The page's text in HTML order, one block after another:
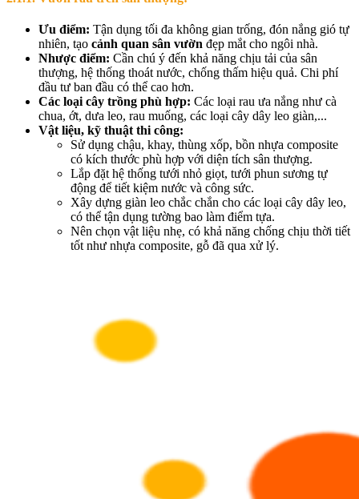
Ưu điểm: Tận dụng tối đa không gian trống, đón nắng gió tự
nhiên, tạo cảnh quan sân vườn đẹp mắt cho ngôi nhà.
Nhược điểm: Cần chú ý đến khả năng chịu tải của sân
thượng, hệ thống thoát nước, chống thấm hiệu quả. Chi phí
đầu tư ban đầu có thể cao hơn.
Các loại cây trồng phù hợp: Các loại rau ưa nắng như cà
chua, ớt, dưa leo, rau muống, các loại cây dây leo giàn,...
Vật liệu, kỹ thuật thi công:
Sử dụng chậu, khay, thùng xốp, bồn nhựa composite
có kích thước phù hợp với diện tích sân thượng.
Lắp đặt hệ thống tưới nhỏ giọt, tưới phun sương tự
động để tiết kiệm nước và công sức.
Xây dựng giàn leo chắc chắn cho các loại cây dây leo,
có thể tận dụng tường bao làm điểm tựa.
Nên chọn vật liệu nhẹ, có khả năng chống chịu thời tiết
tốt như nhựa composite, gỗ đã qua xử lý.